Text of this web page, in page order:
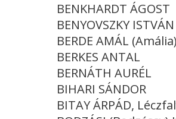
BENKHARDT ÁGOST
BENYOVSZKY ISTVÁN
BERDE AMÁL
BERKES ANTAL
BERNÁTH AURÉL
BIHARI SÁNDOR
BITAY ÁRPÁD,